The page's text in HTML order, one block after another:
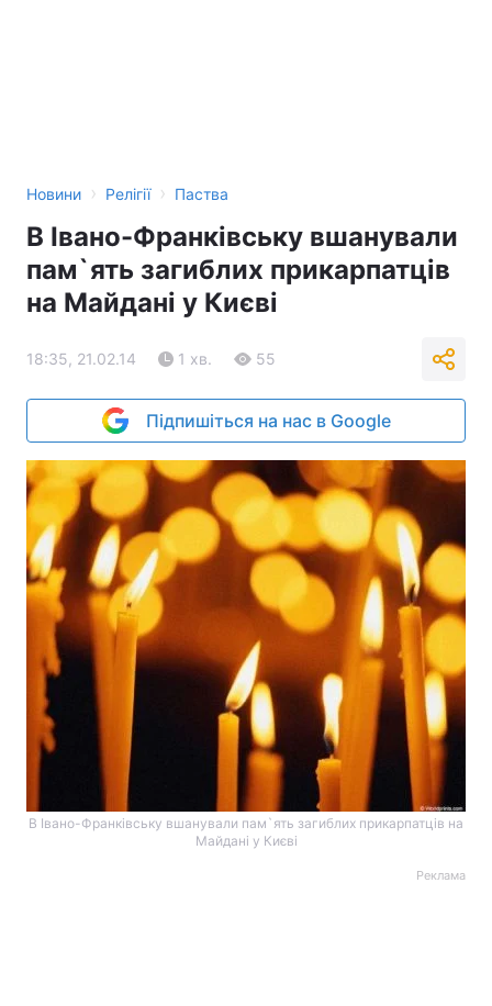
Новини › Релігії › Паства
В Івано-Франківську вшанували
пам`ять загиблих прикарпатців
на Майдані у Києві
18:35, 21.02.14 1 хв. 55
Підпишіться на нас в Google
В Івано-Франківську вшанували пам`ять загиблих прикарпатців на
Майдані у Києві
Реклама